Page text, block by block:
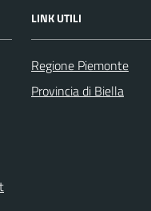
LINK UTILI
Regione Piemonte
Provincia di Biella